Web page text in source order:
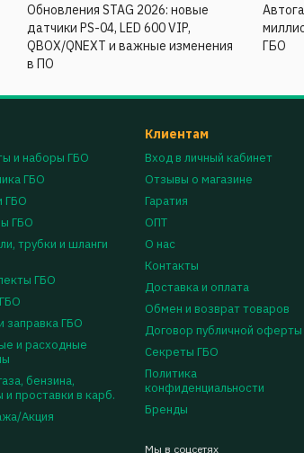
Обновления STAG 2026: новые
датчики PS-04, LED 600 VIP,
QBOX/QNEXT и важные изменения
в ПО
ГБО
и наборы ГБО
ГБО
ГБО
ГБО
трубки и шланги
ГБО
заправка ГБО
и расходные
бензина,
и проставки в карб.
Акция
Клиентам
Вход в личный кабинет
Отзывы о магазине
Гаратия
ОПТ
О нас
Контакты
Доставка и оплата
Обмен и возврат товаров
Договор публичной оферты
Секреты ГБО
Политика
конфиденциальности
Бренды
Мы в соцсетях